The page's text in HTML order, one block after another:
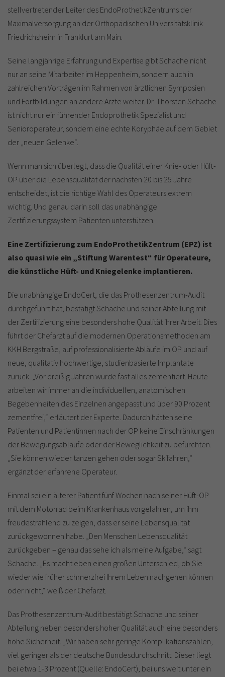
stellvertretender Leiter des EndoProthetikZentrums der
Maximalversorgung an der Orthopädischen Universitätsklinik
Friedrichsheim in Frankfurt am Main.
Seine langjährige Erfahrung und Expertise gibt Schache nicht
nur an seine Mitarbeiter im Heppenheim, sondern auch in
zahlreichen Vorträgen im Rahmen von ärztlichen Symposien
und Fortbildungen an andere Ärzte weiter. Dr. Thorsten Schache
ist nicht nur ein führender Endoprothetik Spezialist und
Senioroperateur, sondern eine echte Koryphäe auf dem Gebiet
der „neuen Gelenke“.
Wenn man sich überlegt, dass die Qualität einer Knie- oder Hüft-
OP über die Lebensqualität der nächsten 20 bis 25 Jahre
entscheidet, ist die richtige Wahl des Operateurs extrem
wichtig. Und genau darin soll das unabhängige
Zertifizierungssystem Patienten unterstützen.
Eine Zertifizierung zum EndoProthetikZentrum (EPZ) ist
also quasi wie ein „Stiftung Warentest“ für Operateure,
die künstliche Hüft- und Kniegelenke implantieren.
Die unabhängige EndoCert, die das Prothesenzentrum-Audit
durchgeführt hat, bestätigt Schache und seiner Abteilung mit
der Zertifizierung eine besonders hohe Qualität ihrer Arbeit. Dies
führt der Chefarzt auf die modernen Operationsmethoden am
KKH Bergstraße, auf professionalisierte Abläufe im OP und auf
neue, qualitativ hochwertige, studienbasierte Implantate
zurück. „Vor dreißig Jahren wurde fast alles zementiert. Heute
arbeiten wir immer an die individuellen, anatomischen
Begebenheiten des Einzelnen angepasst und über 90 Prozent
zementfrei,“ erläutert der Experte. Dadurch hätten seine
Patienten und Patientinnen nach der OP keine Einschränkungen
der Bewegungsabläufe oder der Beweglichkeit zu befürchten.
„Sie können wieder tanzen gehen oder sogar Skifahren,“
ergänzt der erfahrene Operateur.
Einmal sei ein älterer Patient fünf Wochen nach seiner Hüft-OP
mit dem Motorrad beim Krankenhaus vorgefahren, um ihm
freudestrahlend zu zeigen, dass er seine Lebensqualität
zurückgewonnen habe. „Den Menschen Lebensqualität
zurückgeben – genau das sehe ich als meine Aufgabe,“ sagt
Schache. „Es macht eben einen großen Unterschied, ob Sie
wieder wie früher schmerzfrei Ihrem Leben nachgehen können
oder nicht,“ weiß der Chefarzt.
Das Prothesenzentrum-Audit bestätigt Schache und seiner
Abteilung neben besonders hoher Qualität auch eine besonders
hohe Sicherheit. „Wir haben sehr geringe Komplikationszahlen,
viel geringer als der deutsche Bundesdurchschnitt. Dieser liegt
bei etwa 1-3 Prozent (Quelle: EndoCert), bei uns weit unter ein